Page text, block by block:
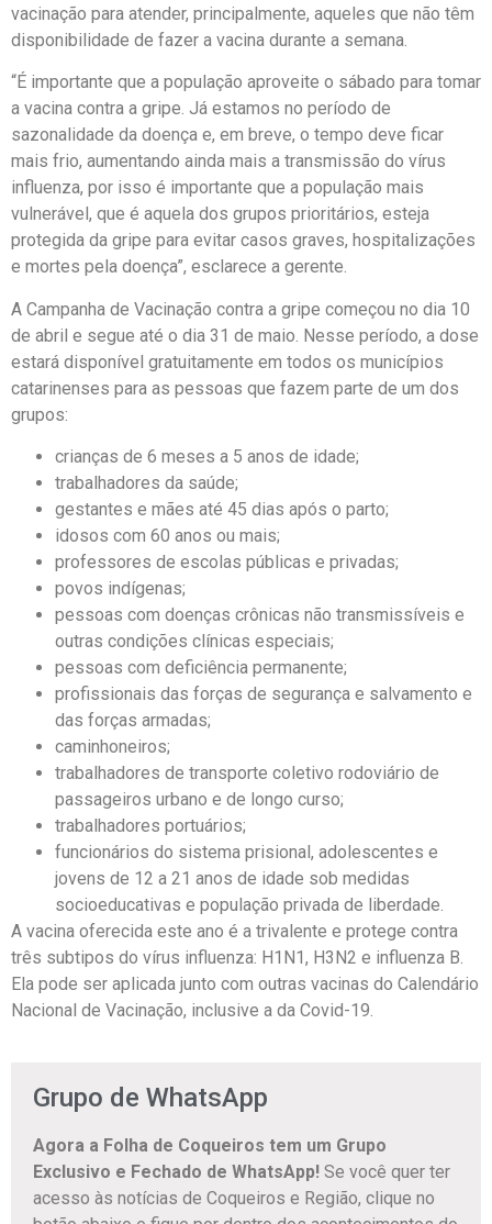
vacinação para atender, principalmente, aqueles que não têm
disponibilidade de fazer a vacina durante a semana.
“É importante que a população aproveite o sábado para tomar
a vacina contra a gripe. Já estamos no período de
sazonalidade da doença e, em breve, o tempo deve ficar
mais frio, aumentando ainda mais a transmissão do vírus
influenza, por isso é importante que a população mais
vulnerável, que é aquela dos grupos prioritários, esteja
protegida da gripe para evitar casos graves, hospitalizações
e mortes pela doença”, esclarece a gerente.
A Campanha de Vacinação contra a gripe começou no dia 10
de abril e segue até o dia 31 de maio. Nesse período, a dose
estará disponível gratuitamente em todos os municípios
catarinenses para as pessoas que fazem parte de um dos
grupos:
crianças de 6 meses a 5 anos de idade;
trabalhadores da saúde;
gestantes e mães até 45 dias após o parto;
idosos com 60 anos ou mais;
professores de escolas públicas e privadas;
povos indígenas;
pessoas com doenças crônicas não transmissíveis e
outras condições clínicas especiais;
pessoas com deficiência permanente;
profissionais das forças de segurança e salvamento e
das forças armadas;
caminhoneiros;
trabalhadores de transporte coletivo rodoviário de
passageiros urbano e de longo curso;
trabalhadores portuários;
funcionários do sistema prisional, adolescentes e
jovens de 12 a 21 anos de idade sob medidas
socioeducativas e população privada de liberdade.
A vacina oferecida este ano é a trivalente e protege contra
três subtipos do vírus influenza: H1N1, H3N2 e influenza B.
Ela pode ser aplicada junto com outras vacinas do Calendário
Nacional de Vacinação, inclusive a da Covid-19.
Grupo de WhatsApp
Agora a Folha de Coqueiros tem um Grupo
Exclusivo e Fechado de WhatsApp! Se você quer ter
acesso às notícias de Coqueiros e Região, clique no